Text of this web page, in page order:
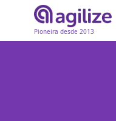
Pioneira desde 2013